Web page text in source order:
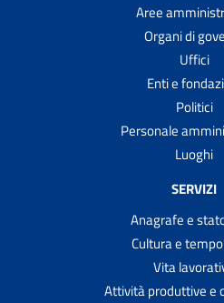
Aree
Organi di
Uffici
Enti e
Politici
Personale
Luoghi
SERVIZI
Anagrafe e
Cultura e
Vita
Attività produttive e